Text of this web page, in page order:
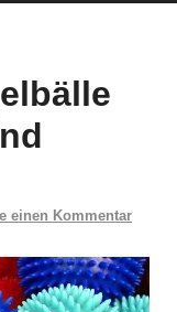
einen Kommentar